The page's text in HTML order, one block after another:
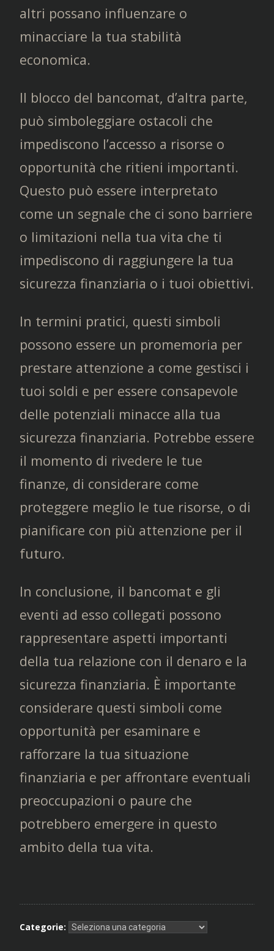
altri possano influenzare o
minacciare la tua stabilità
economica.
Il blocco del bancomat, d’altra parte,
può simboleggiare ostacoli che
impediscono l’accesso a risorse o
opportunità che ritieni importanti.
Questo può essere interpretato
come un segnale che ci sono barriere
o limitazioni nella tua vita che ti
impediscono di raggiungere la tua
sicurezza finanziaria o i tuoi obiettivi.
In termini pratici, questi simboli
possono essere un promemoria per
prestare attenzione a come gestisci i
tuoi soldi e per essere consapevole
delle potenziali minacce alla tua
sicurezza finanziaria. Potrebbe essere
il momento di rivedere le tue
finanze, di considerare come
proteggere meglio le tue risorse, o di
pianificare con più attenzione per il
futuro.
In conclusione, il bancomat e gli
eventi ad esso collegati possono
rappresentare aspetti importanti
della tua relazione con il denaro e la
sicurezza finanziaria. È importante
considerare questi simboli come
opportunità per esaminare e
rafforzare la tua situazione
finanziaria e per affrontare eventuali
preoccupazioni o paure che
potrebbero emergere in questo
ambito della tua vita.
Categorie: